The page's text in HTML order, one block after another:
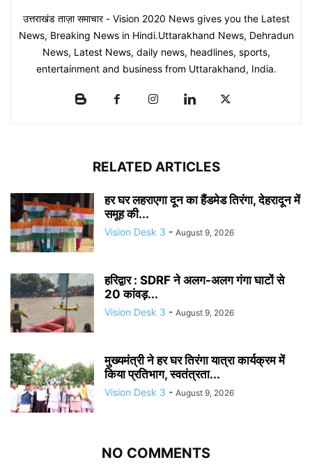
उत्तराखंड ताज़ा समाचार - Vision 2020 News gives you the Latest
News, Breaking News in Hindi.Uttarakhand News, Dehradun
News, Latest News, daily news, headlines, sports,
entertainment and business from Uttarakhand, India.
RELATED ARTICLES
हर घर लहराएगा दून का हैंडमेड तिरंगा, देहरादून में
समूह की...
Vision Desk 3 - August 9, 2026
हरिद्वार : SDRF ने अलग-अलग गंगा घाटों से
20 कांवड़...
Vision Desk 3 - August 9, 2026
मुख्यमंत्री ने हर घर तिरंगा यात्रा कार्यक्रम में
किया प्रतिभाग, स्वतंत्रता...
Vision Desk 3 - August 9, 2026
NO COMMENTS